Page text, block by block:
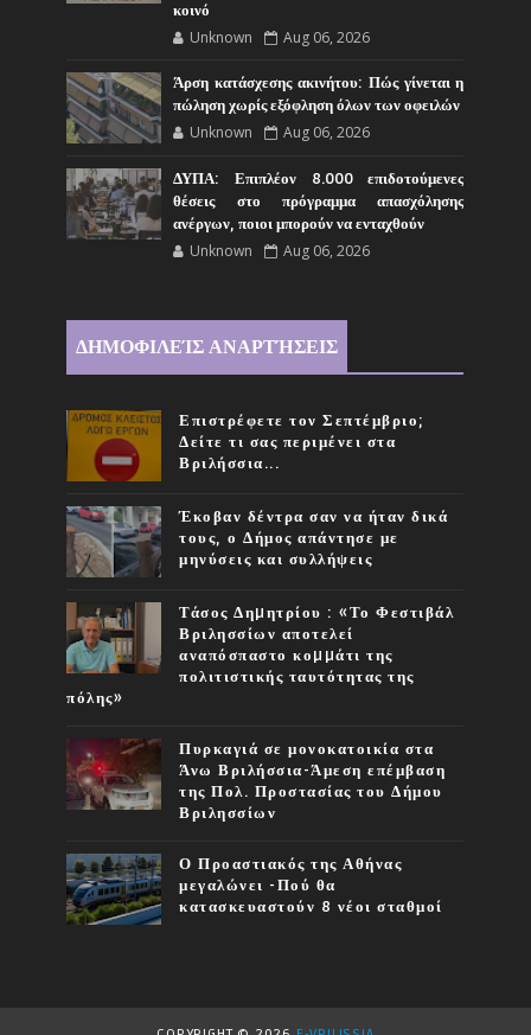
κοινό
Unknown Aug 06, 2026
Άρση κατάσχεσης ακινήτου: Πώς γίνεται η
πώληση χωρίς εξόφληση όλων των οφειλών
Unknown Aug 06, 2026
ΔΥΠΑ: Επιπλέον 8.000 επιδοτούμενες
θέσεις στο πρόγραμμα απασχόλησης
ανέργων, ποιοι μπορούν να ενταχθούν
Unknown Aug 06, 2026
ΔΗΜΟΦΙΛΕΊΣ ΑΝΑΡΤΉΣΕΙΣ
Επιστρέφετε τον Σεπτέμβριο;
Δείτε τι σας περιμένει στα
Βριλήσσια...
Έκοβαν δέντρα σαν να ήταν δικά
τους, ο Δήμος απάντησε με
μηνύσεις και συλλήψεις
Τάσος Δηµητρίου : «Το Φεστιβάλ
Βριλησσίων αποτελεί
αναπόσπαστο κοµµάτι της
πολιτιστικής ταυτότητας της
πόλης»
Πυρκαγιά σε μονοκατοικία στα
Άνω Βριλήσσια-Άμεση επέμβαση
της Πολ. Προστασίας του Δήμου
Βριλησσίων
Ο Προαστιακός της Αθήνας
μεγαλώνει -Πού θα
κατασκευαστούν 8 νέοι σταθμοί